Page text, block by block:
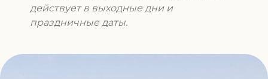
действует в выходные дни и
праздничные даты.